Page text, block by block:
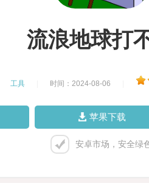
流浪地球打
工具 时间：2024-08-06
苹果下载
安卓市场，安全绿